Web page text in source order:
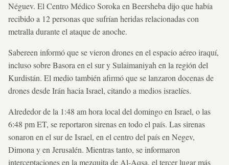
Néguev. El Centro Médico Soroka en Beersheba dijo que había
recibido a 12 personas que sufrían heridas relacionadas con
metralla durante el ataque de anoche.
Sabereen informó que se vieron drones en el espacio aéreo iraquí,
incluso sobre Basora en el sur y Sulaimaniyah en la región del
Kurdistán. El medio también afirmó que se lanzaron docenas de
drones desde Irán hacia Israel, citando a medios israelíes.
Alrededor de la 1:48 am hora local del domingo en Israel, o las
6:48 pm ET, se reportaron sirenas en todo el país. Las sirenas
sonaron en el sur de Israel, en el centro del país en Negev,
Dimona y en Jerusalén. Mientras tanto, se informaron
interceptaciones en la mezquita de Al-Aqsa, el tercer lugar más